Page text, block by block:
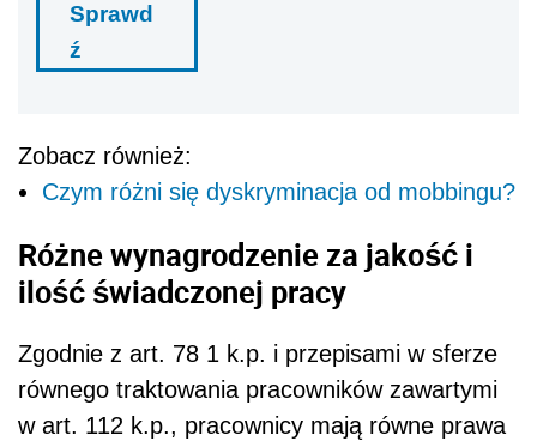
Sprawd
ź
Zobacz również:
Czym różni się dyskryminacja od mobbingu?
Różne wynagrodzenie za jakość i
ilość świadczonej pracy
Zgodnie z art. 78 1 k.p. i przepisami w sferze
równego traktowania pracowników zawartymi
w art. 112 k.p., pracownicy mają równe prawa